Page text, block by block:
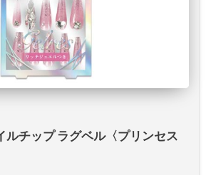
チップ ラグベル〈プリンセス